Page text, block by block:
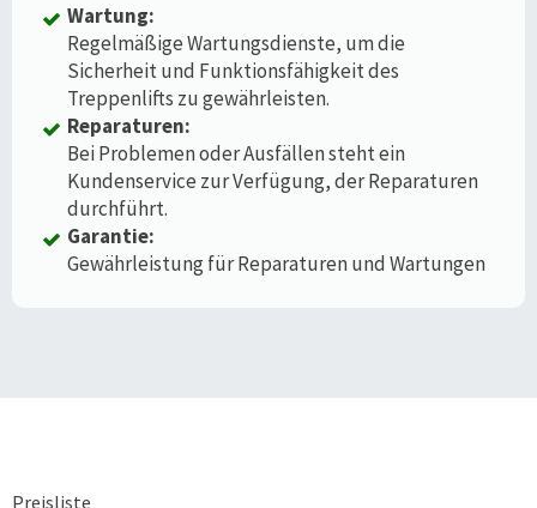
Wartung:
Regelmäßige Wartungsdienste, um die
Sicherheit und Funktionsfähigkeit des
Treppenlifts zu gewährleisten.
Reparaturen:
Bei Problemen oder Ausfällen steht ein
Kundenservice zur Verfügung, der Reparaturen
durchführt.
Garantie:
Gewährleistung für Reparaturen und Wartungen
Preisliste